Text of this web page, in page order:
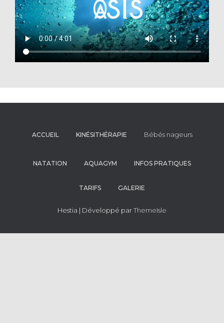
ACCUEIL KINÉSITHÉRAPIE Bébés nageurs
NATATION AQUAGYM INFOS PRATIQUES
TARIFS GALERIE
Hestia | Développé parThemeIsle